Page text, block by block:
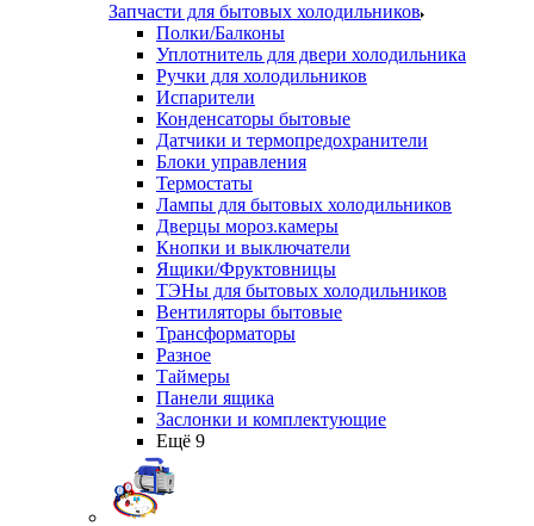
Запчасти для бытовых холодильников
Полки/Балконы
Уплотнитель для двери холодильника
Ручки для холодильников
Испарители
Конденсаторы бытовые
Датчики и термопредохранители
Блоки управления
Термостаты
Лампы для бытовых холодильников
Дверцы мороз.камеры
Кнопки и выключатели
Ящики/Фруктовницы
ТЭНы для бытовых холодильников
Вентиляторы бытовые
Трансформаторы
Разное
Таймеры
Панели ящика
Заслонки и комплектующие
Ещё 9